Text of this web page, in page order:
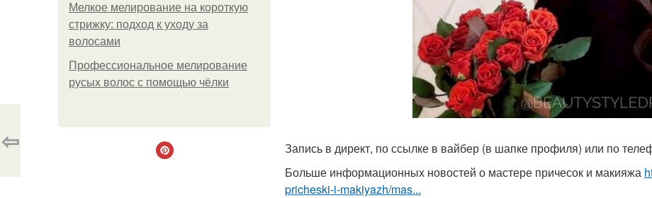
Мелкое мелирование на короткую
стрижку: подход к уходу за
волосами
Профессиональное мелирование
русых волос с помощью чёлки
Запись в директ, по ссылке в вайбер (в шапке профиля) или по
Больше информационных новостей о мастере причесок и макияжа
pricheski-i-makiyazh/mas...
⇦